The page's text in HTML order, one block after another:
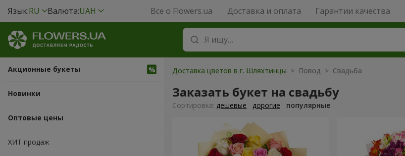
Язык:RU Валюта:UAH Все о Flowers.ua Доставка и оплата Гарантии качества
Акционные букеты
Новинки
Оптовые цены
ХИТ продаж
Доставка цветов в г. Шляхтинцы > Повод > Свадьба
Заказать букет на свадьбу
Cортировка: дешевые дорогие популярные